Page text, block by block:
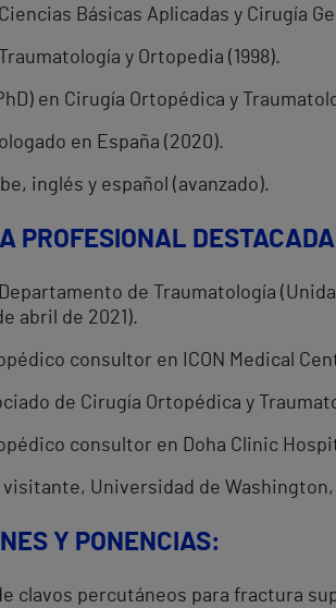
Básicas Aplicadas y Cirugía
y Ortopedia (1998).
en Cirugía Ortopédica y
en España (2020).
inglés y español (avanzado).
PROFESIONAL
de Traumatología
abril de 2021).
consultor en ICON Medical
de Cirugía Ortopédica y
consultor en Doha Clinic
Universidad de Washington,
Y PONENCIAS:
clavos percutáneos para fractura